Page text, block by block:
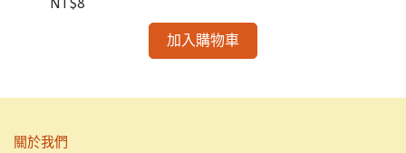
NT$8
加入購物車
關於我們